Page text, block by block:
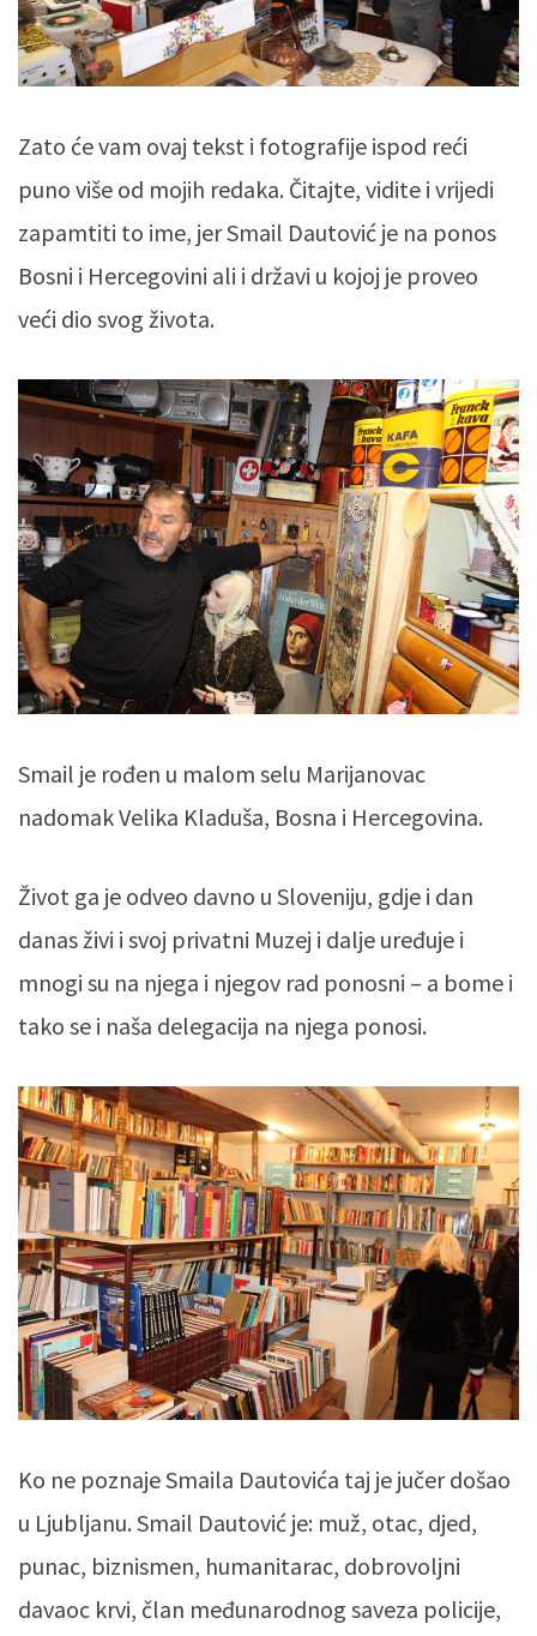
Zato će vam ovaj tekst i fotografije ispod reći
puno više od mojih redaka. Čitajte, vidite i vrijedi
zapamtiti to ime, jer Smail Dautović je na ponos
Bosni i Hercegovini ali i državi u kojoj je proveo
veći dio svog života.
Smail je rođen u malom selu Marijanovac
nadomak Velika Kladuša, Bosna i Hercegovina.
Život ga je odveo davno u Sloveniju, gdje i dan
danas živi i svoj privatni Muzej i dalje uređuje i
mnogi su na njega i njegov rad ponosni – a bome i
tako se i naša delegacija na njega ponosi.
Ko ne poznaje Smaila Dautovića taj je jučer došao
u Ljubljanu. Smail Dautović je: muž, otac, djed,
punac, biznismen, humanitarac, dobrovoljni
davaoc krvi, član međunarodnog saveza policije,